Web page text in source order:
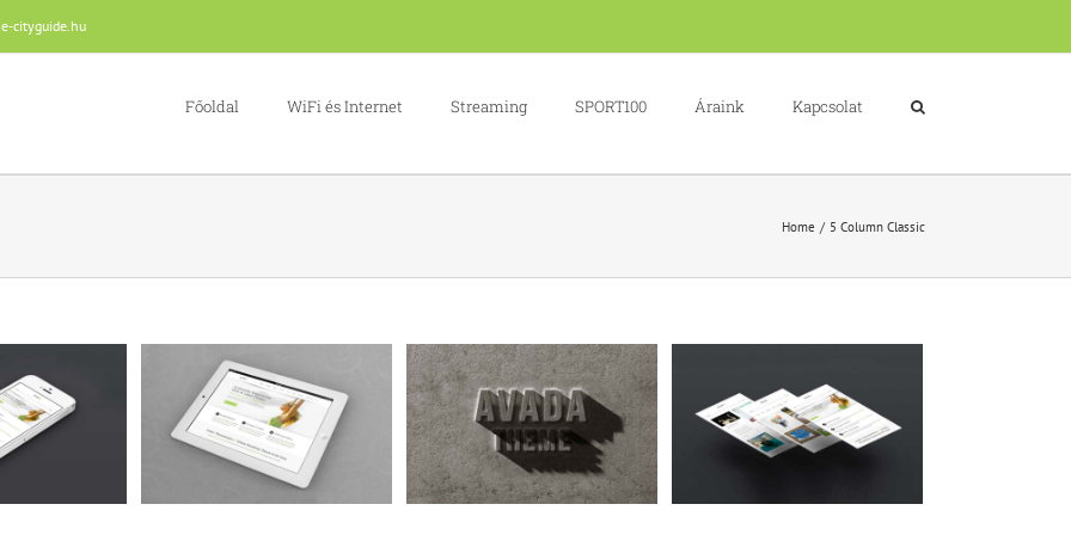
cityguide.hu
Főoldal WiFi és Internet Streaming SPORT100 Áraink Kapcsolat
Home 5 Column Classic
Quam
Cat 3
Nam Viverra Euismod
Cat 1 Cat 2
Curabitur Malada Lorem
Cat 1 Cat 3 Cat 5